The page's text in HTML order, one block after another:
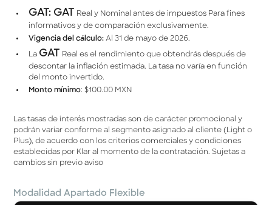
GAT: GAT
Real y Nominal antes de impuestos Para fines
informativos y de comparación exclusivamente.
Vigencia del cálculo:Al 31 de mayo de 2026.
La GAT
Real es el rendimiento que obtendrás después de
descontar la inﬂación estimada. La tasa no varía en función
del monto invertido.
Monto mínimo: $100.00 MXN
Las tasas de interés mostradas son de carácter promocional y
podrán variar conforme al segmento asignado al cliente (Light o
Plus), de acuerdo con los criterios comerciales y condiciones
establecidas por Klar al momento de la contratación. Sujetas a
cambios sin previo aviso
Modalidad Apartado Flexible